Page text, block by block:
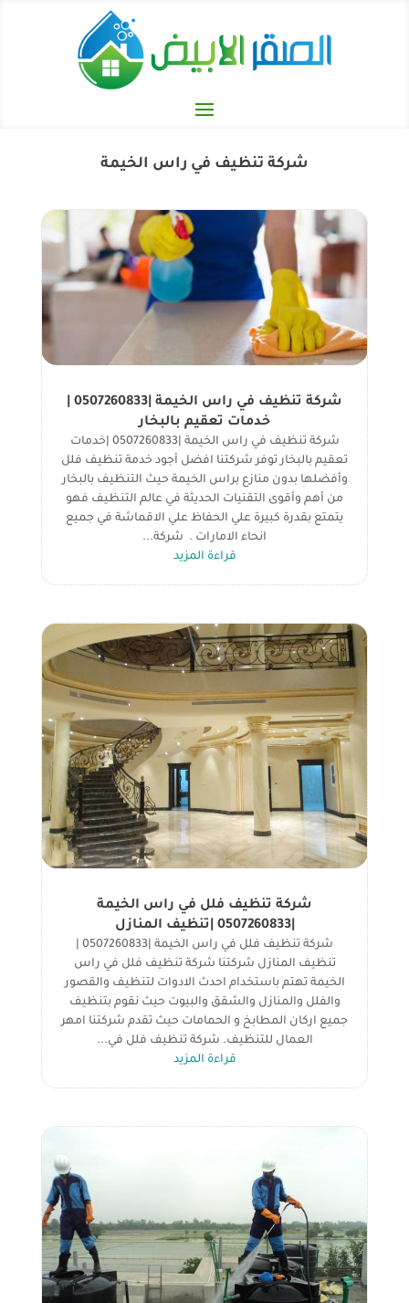
شركة تنظيف في راس الخيمة
خدمات تعقيم بالبخار
شركة تنظيف في راس الخيمة |0507260833 |خدمات
تعقيم بالبخار توفر شركتنا افضل أجود خدمة تنظيف فلل
وأفضلها بدون منازع براس الخيمة حيث التنظيف بالبخار
من أهم وأقوى التقنيات الحديثة في عالم التنظيف فهو
يتمتع بقدرة كبيرة علي الحفاظ علي الاقماشة في جميع
انحاء الامارات . شركة...
قراءة المزيد
شركة تنظيف فلل في راس الخيمة
|0507260833 |تنظيف المنازل
تنظيف المنازل شركتنا شركة تنظيف فلل في راس
الخيمة تهتم باستخدام احدث الادوات لتنظيف والقصور
والفلل والمنازل والشقق والبيوت حيث نقوم بتنظيف
جميع اركان المطابخ و الحمامات حيث تقدم شركتنا امهر
العمال للتنظيف. شركة تنظيف فلل في...
قراءة المزيد